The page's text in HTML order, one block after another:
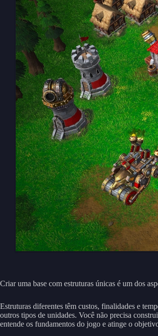
Criar uma base com estruturas únicas é um dos
Estruturas diferentes têm custos, finalidades e
outros tipos de unidades. Você não precisa
entende os fundamentos do jogo e atinge o